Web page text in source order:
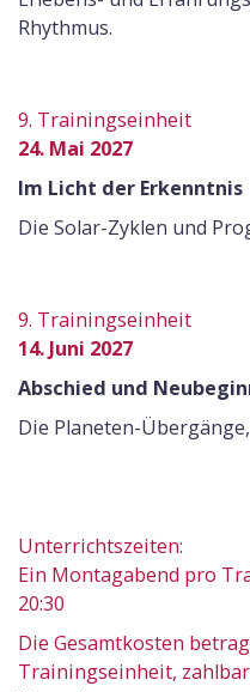
Rhythmus.
9. Trainingseinheit
24. Mai 2027
Im Licht der Erkenntnis
Die Solar-Zyklen und
9. Trainingseinheit
14. Juni 2027
Abschied und
Die Planeten-
Unterrichtszeiten:
Ein Montagabend pro
20:30
Die Gesamtkosten
Trainingseinheit,